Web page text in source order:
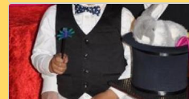
Rhône Alpes 69 -